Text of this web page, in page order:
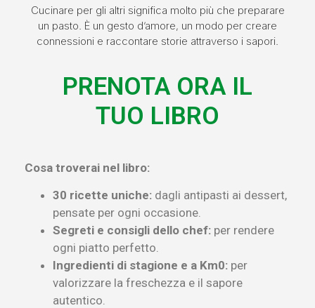
Cucinare per gli altri significa molto più che preparare
un pasto. È un gesto d’amore, un modo per creare
connessioni e raccontare storie attraverso i sapori.
PRENOTA ORA IL
TUO LIBRO
Cosa troverai nel libro:
30 ricette uniche: dagli antipasti ai dessert,
pensate per ogni occasione.
Segreti e consigli dello chef: per rendere
ogni piatto perfetto.
Ingredienti di stagione e a Km0: per
valorizzare la freschezza e il sapore
autentico.